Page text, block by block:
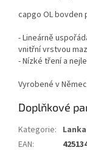
capgo OL bovden
- Lineárně
vnitřní vrstvou
- Nízké tření a
Vyrobené v
Doplňkové
Kategorie:
EAN: